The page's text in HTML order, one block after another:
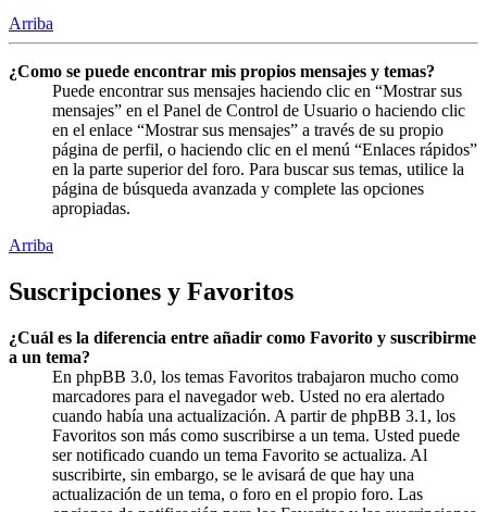
Arriba
¿Como se puede encontrar mis propios mensajes y temas?
Puede encontrar sus mensajes haciendo clic en “Mostrar sus
mensajes” en el Panel de Control de Usuario o haciendo clic
en el enlace “Mostrar sus mensajes” a través de su propio
página de perfil, o haciendo clic en el menú “Enlaces rápidos”
en la parte superior del foro. Para buscar sus temas, utilice la
página de búsqueda avanzada y complete las opciones
apropiadas.
Arriba
Suscripciones y Favoritos
¿Cuál es la diferencia entre añadir como Favorito y suscribirme
a un tema?
En phpBB 3.0, los temas Favoritos trabajaron mucho como
marcadores para el navegador web. Usted no era alertado
cuando había una actualización. A partir de phpBB 3.1, los
Favoritos son más como suscribirse a un tema. Usted puede
ser notificado cuando un tema Favorito se actualiza. Al
suscribirte, sin embargo, se le avisará de que hay una
actualización de un tema, o foro en el propio foro. Las